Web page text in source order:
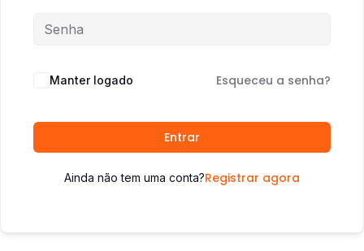
Manter logado Esqueceu a senha?
Entrar
Ainda não tem uma conta?Registrar agora